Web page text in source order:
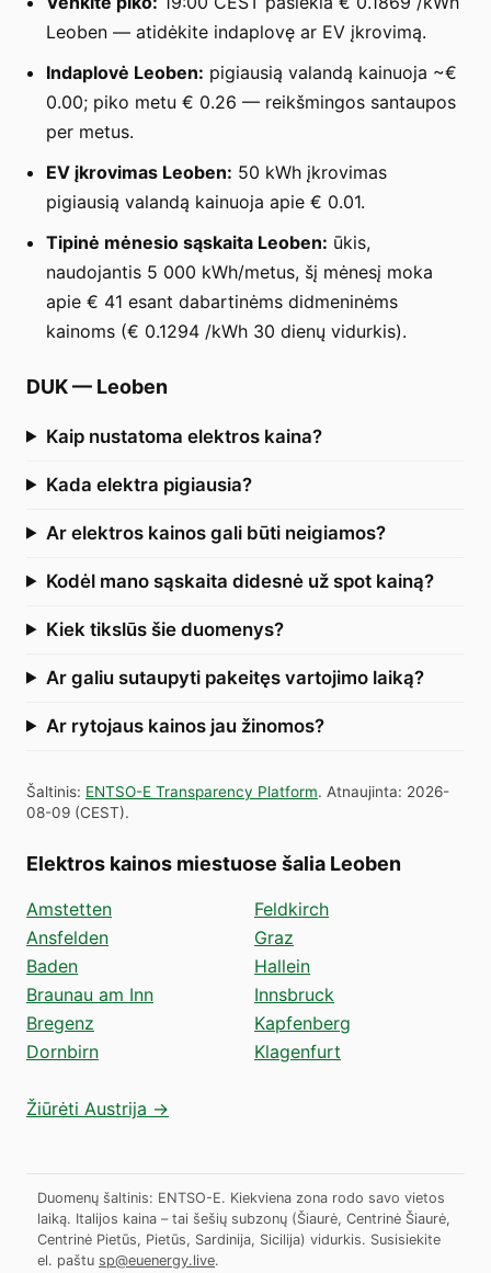
Leoben — atidėkite indaplovę ar EV įkrovimą.
Indaplovė Leoben: pigiausią valandą kainuoja ~€
0.00; piko metu € 0.26 — reikšmingos santaupos
per metus.
EV įkrovimas Leoben: 50 kWh įkrovimas
pigiausią valandą kainuoja apie € 0.01.
Tipinė mėnesio sąskaita Leoben: ūkis,
naudojantis 5 000 kWh/metus, šį mėnesį moka
apie € 41 esant dabartinėms didmeninėms
kainoms (€ 0.1294 /kWh 30 dienų vidurkis).
DUK— Leoben
Kaip nustatoma elektros kaina?
Kada elektra pigiausia?
Ar elektros kainos gali būti neigiamos?
Kodėl mano sąskaita didesnė už spot kainą?
Kiek tikslūs šie duomenys?
Ar galiu sutaupyti pakeitęs vartojimo laiką?
Ar rytojaus kainos jau žinomos?
Šaltinis: ENTSO-E Transparency Platform. Atnaujinta: 2026-
08-09 (CEST).
Elektros kainos miestuose šalia Leoben
Amstetten
Ansfelden
Baden
Braunau am Inn
Bregenz
Dornbirn
Feldkirch
Graz
Hallein
Innsbruck
Kapfenberg
Klagenfurt
Žiūrėti Austrija →
Duomenų šaltinis: ENTSO-E. Kiekviena zona rodo savo vietos
laiką. Italijos kaina – tai šešių subzonų (Šiaurė, Centrinė Šiaurė,
Centrinė Pietūs, Pietūs, Sardinija, Sicilija) vidurkis. Susisiekite
el. paštu sp@euenergy.live.